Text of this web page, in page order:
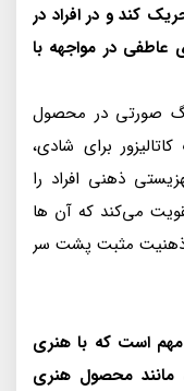
کند و در افراد در
در مواجهه با
صورتی در محصول
برای شادی،
ذهنی افراد را
می‌کند که آن ها
ذهنیت مثبت پشت سر
مهم است که با هنری
مانند محصول هنری